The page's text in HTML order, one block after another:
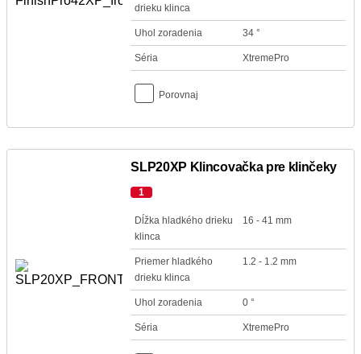
drieku klinca
Uhol zoradenia 34 °
Séria XtremePro
Porovnaj
SLP20XP Klincovačka pre klinčeky
1
Dĺžka hladkého drieku
klinca
16 - 41 mm
Priemer hladkého
drieku klinca
1.2 - 1.2 mm
Uhol zoradenia 0 °
Séria XtremePro